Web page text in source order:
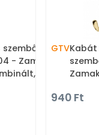
- Zamak
GTV
fogas
940 Ft